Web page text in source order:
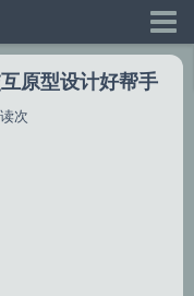
原型设计好帮手
次